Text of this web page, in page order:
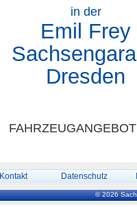
in der
Emil Frey
Dresden
Kontakt Datenschutz
© 2026